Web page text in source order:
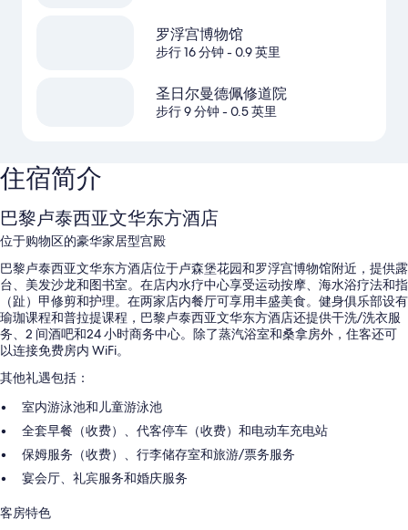
罗浮宫博物馆
步行 16 分钟- 0.9 英里
圣日尔曼德佩修道院
步行 9 分钟- 0.5 英里
住宿简介
巴黎卢泰西亚文华东方酒店
位于购物区的豪华家居型宫殿
巴黎卢泰西亚文华东方酒店位于卢森堡花园和罗浮宫博物馆附近，提供露
台、美发沙龙和图书室。在店内水疗中心享受运动按摩、海水浴疗法和指
（趾）甲修剪和护理。在两家店内餐厅可享用丰盛美食。健身俱乐部设有
瑜珈课程和普拉提课程，巴黎卢泰西亚文华东方酒店还提供干洗/洗衣服
务、2 间酒吧和24 小时商务中心。除了蒸汽浴室和桑拿房外，住客还可
以连接免费房内 WiFi。
其他礼遇包括：
室内游泳池和儿童游泳池
全套早餐（收费）、代客停车（收费）和电动车充电站
保姆服务（收费）、行李储存室和旅游/票务服务
宴会厅、礼宾服务和婚庆服务
客房特色